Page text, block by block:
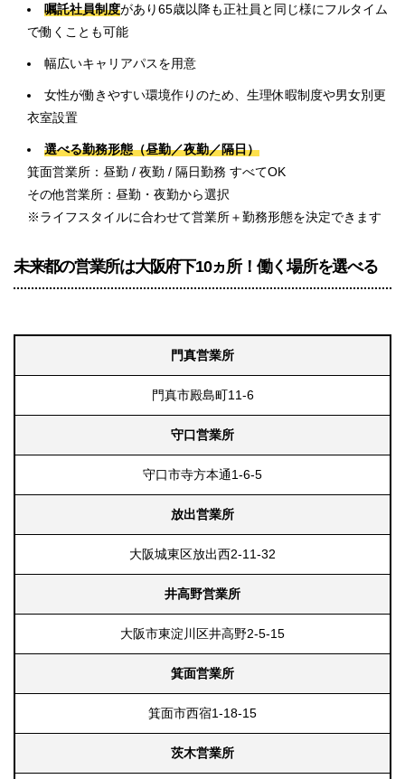
嘱託社員制度があり65歳以降も正社員と同じ様にフルタイム
で働くことも可能
幅広いキャリアパスを用意
女性が働きやすい環境作りのため、生理休暇制度や男女別更
衣室設置
選べる勤務形態（昼勤／夜勤／隔日）
箕面営業所：昼勤 / 夜勤 / 隔日勤務 すべてOK
その他営業所：昼勤・夜勤から選択
※ライフスタイルに合わせて営業所＋勤務形態を決定できます
未来都の営業所は大阪府下10ヵ所！働く場所を選べる
門真営業所
門真市殿島町11-6
守口営業所
守口市寺方本通1-6-5
放出営業所
大阪城東区放出西2-11-32
井高野営業所
大阪市東淀川区井高野2-5-15
箕面営業所
箕面市西宿1-18-15
茨木営業所